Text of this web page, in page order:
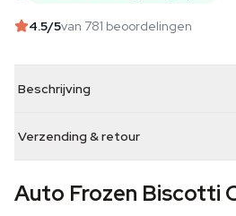
4.5/5van 781 beoordelingen
Beschrijving
Verzending & retour
Auto Frozen Biscotti